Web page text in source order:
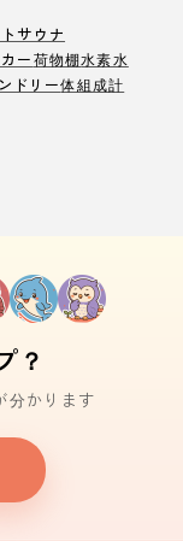
サウナ
ー荷物棚水素水
ドリー体組成計
？
分かります